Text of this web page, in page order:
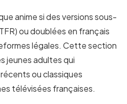
anime si des versions sous-
ou doublées en français
légales. Cette section
jeunes adultes qui
ou classiques
télévisées françaises.